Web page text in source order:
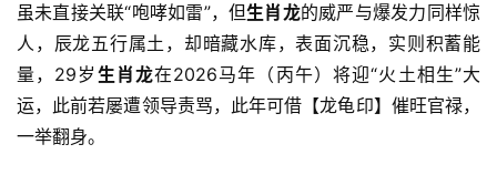
虽未直接关联“咆哮如雷”，但生肖龙的威严与爆发力同样惊
人，辰龙五行属土，却暗藏水库，表面沉稳，实则积蓄能
量，29岁 生肖龙在2026马年（丙午）将迎“火土相生”大
运，此前若屡遭领导责骂，此年可借【龙龟印】催旺官禄，
一举翻身。